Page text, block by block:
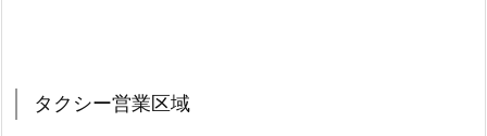
タクシー営業区域